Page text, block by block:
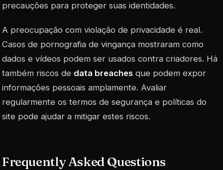
precauções para proteger suas identidades.
A preocupação com violação de privacidade é real.
Casos de pornografia de vingança mostraram como
dados e vídeos podem ser usados contra criadores. Há
também riscos de data breaches que podem expor
informações pessoais amplamente. Avaliar
regularmente os termos de segurança e políticas do
site pode ajudar a mitigar estes riscos.
Frequently Asked Questions